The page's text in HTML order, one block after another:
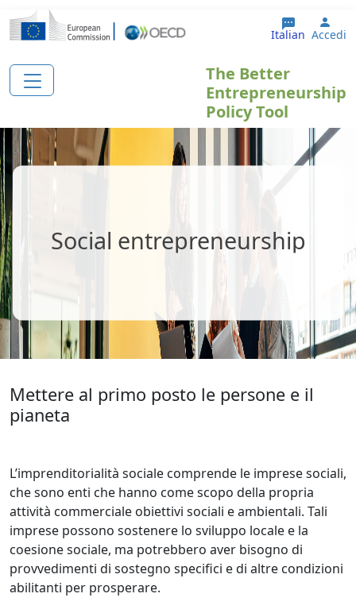
Salta al contenuto principale
Italian Accedi
The Better
Entrepreneurship
Policy Tool
Social entrepreneurship
Mettere al primo posto le persone e il
pianeta
L’imprenditorialità sociale comprende le imprese sociali,
che sono enti che hanno come scopo della propria
attività commerciale obiettivi sociali e ambientali. Tali
imprese possono sostenere lo sviluppo locale e la
coesione sociale, ma potrebbero aver bisogno di
provvedimenti di sostegno specifici e di altre condizioni
abilitanti per prosperare.